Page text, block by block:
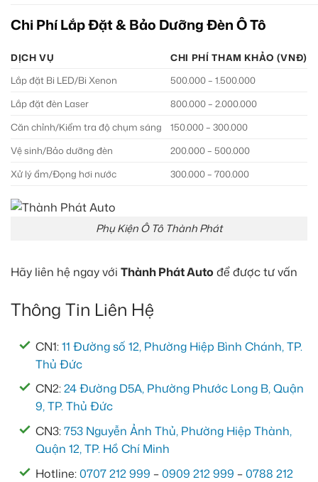
Chi Phí Lắp Đặt & Bảo Dưỡng Đèn Ô Tô
DỊCH VỤ
CHI PHÍ THAM KHẢO (VNĐ)
Lắp đặt Bi LED/Bi Xenon
500.000 – 1.500.000
Lắp đặt đèn Laser
800.000 – 2.000.000
Căn chỉnh/Kiểm tra độ chụm sáng
150.000 – 300.000
Vệ sinh/Bảo dưỡng đèn
200.000 – 500.000
Xử lý ẩm/Đọng hơi nước
300.000 – 700.000
Phụ Kiện Ô Tô Thành Phát
Hãy liên hệ ngay với Thành Phát Auto để được tư vấn
Thông Tin Liên Hệ
CN1:11 Đường số 12, Phường Hiệp Bình Chánh, TP.
Thủ Đức
CN2:24 Đường D5A, Phường Phước Long B, Quận
9, TP. Thủ Đức
CN3:753 Nguyễn Ảnh Thủ, Phường Hiệp Thành,
Quận 12, TP. Hồ Chí Minh
Hotline:0707 212 999 –0909 212 999 –0788 212